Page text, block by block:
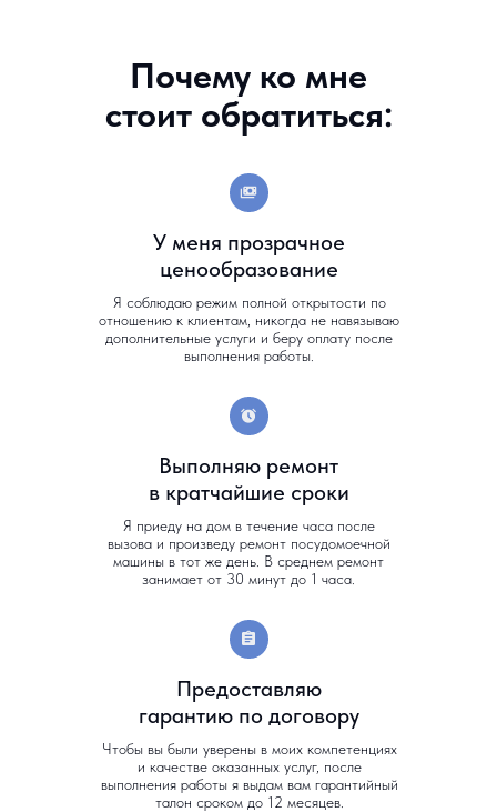
Я соблюдаю режим полной открытости по
отношению к клиентам, никогда не навязываю
дополнительные услуги и беру оплату после
выполнения работы.
Я приеду на дом в течение часа после
вызова и произведу ремонт посудомоечной
машины в тот же день. В среднем ремонт
занимает от 30 минут до 1 часа.
Чтобы вы были уверены в моих компетенциях
и качестве оказанных услуг, после
выполнения работы я выдам вам гарантийный
талон сроком до 12 месяцев.
Почему ко мне
стоит обратиться:
У меня прозрачное
ценообразование
Выполняю ремонт
в кратчайшие сроки
Предоставляю
гарантию по договору